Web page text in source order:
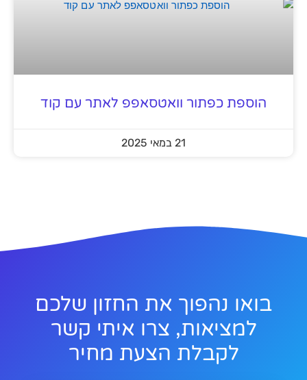
הוספת כפתור וואטסאפפ לאתר עם קוד
21 במאי 2025
בואו נהפוך את החזון שלכם
למציאות, צרו איתי קשר
לקבלת הצעת מחיר